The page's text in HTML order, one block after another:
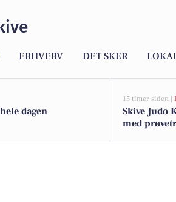
ERHVERV DET SKER
dagen
15 timer siden |
Skive Judo
med